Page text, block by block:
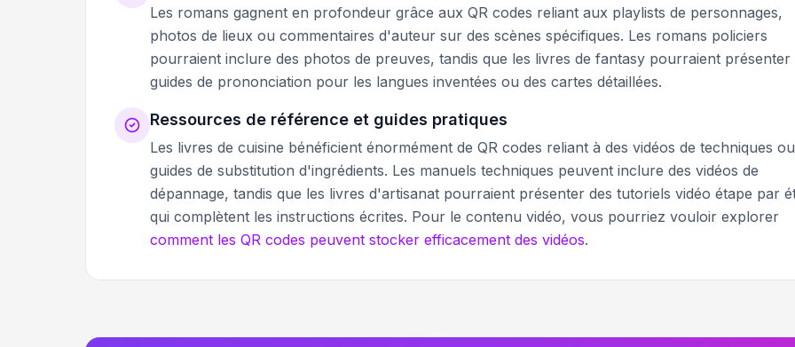
Les romans gagnent en profondeur grâce aux QR codes reliant aux playlists de personnages,
photos de lieux ou commentaires d'auteur sur des scènes spécifiques. Les romans policiers
pourraient inclure des photos de preuves, tandis que les livres de fantasy pourraient présenter
guides de prononciation pour les langues inventées ou des cartes détaillées.
Ressources de référence et guides pratiques
Les livres de cuisine bénéficient énormément de QR codes reliant à des vidéos de techniques
guides de substitution d'ingrédients. Les manuels techniques peuvent inclure des vidéos de
dépannage, tandis que les livres d'artisanat pourraient présenter des tutoriels vidéo étape par
qui complètent les instructions écrites. Pour le contenu vidéo, vous pourriez vouloir explorer
comment les QR codes peuvent stocker efficacement des vidéos.